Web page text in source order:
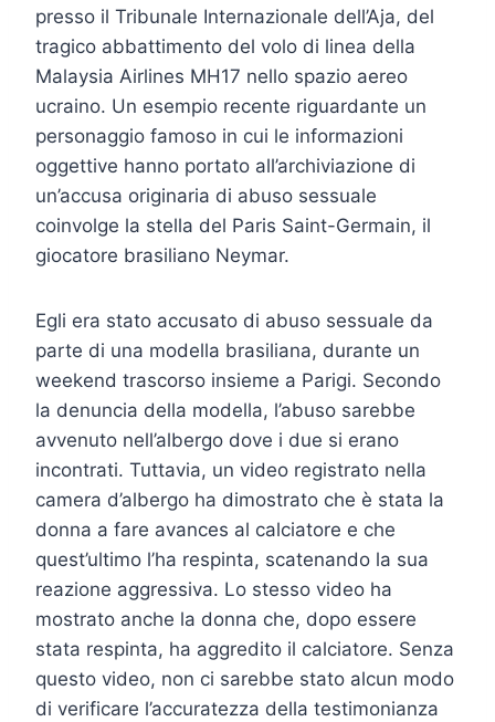
presso il Tribunale Internazionale dell’Aja, del
tragico abbattimento del volo di linea della
Malaysia Airlines MH17 nello spazio aereo
ucraino. Un esempio recente riguardante un
personaggio famoso in cui le informazioni
oggettive hanno portato all’archiviazione di
un’accusa originaria di abuso sessuale
coinvolge la stella del Paris Saint-Germain, il
giocatore brasiliano Neymar.
Egli era stato accusato di abuso sessuale da
parte di una modella brasiliana, durante un
weekend trascorso insieme a Parigi. Secondo
la denuncia della modella, l’abuso sarebbe
avvenuto nell’albergo dove i due si erano
incontrati. Tuttavia, un video registrato nella
camera d’albergo ha dimostrato che è stata la
donna a fare avances al calciatore e che
quest’ultimo l’ha respinta, scatenando la sua
reazione aggressiva. Lo stesso video ha
mostrato anche la donna che, dopo essere
stata respinta, ha aggredito il calciatore. Senza
questo video, non ci sarebbe stato alcun modo
di verificare l’accuratezza della testimonianza